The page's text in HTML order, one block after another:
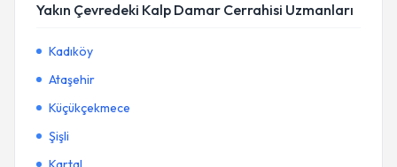
Yakın Çevredeki Kalp Damar Cerrahisi Uzmanları
Kadıköy
Ataşehir
Küçükçekmece
Şişli